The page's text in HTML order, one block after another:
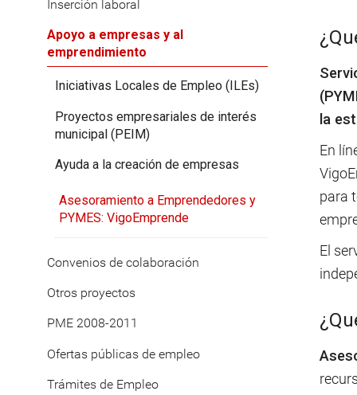
la
En
para
El
Inserción laboral
Apoyo a empresas y al
emprendimiento
Iniciativas Locales de Empleo (ILEs)
Proyectos empresariales de interés
municipal (PEIM)
Ayuda a la creación de empresas
Asesoramiento a Emprendedores y
PYMES: VigoEmprende
Convenios de colaboración
Otros proyectos
PME 2008-2011
Ofertas públicas de empleo
Trámites de Empleo